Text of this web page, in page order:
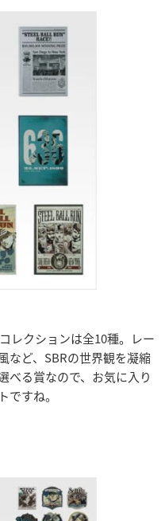
レクションは全10種。レー
など、SBRの世界観を凝縮
べる賞なので、お気に入り
ですね。